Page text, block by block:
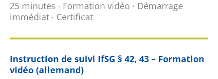
25 minutes · Formation vidéo · Démarrage
immédiat · Certificat
Instruction de suivi IfSG § 42, 43 – Formation
vidéo (allemand)